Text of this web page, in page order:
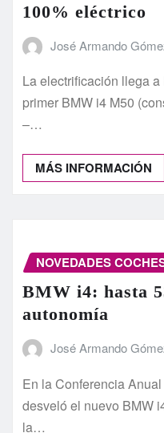
100% eléctrico
José Armando
La electrificación llega
primer BMW i4 M50
–…
MÁS INFORMACIÓN
NOVEDADES
BMW i4: hasta
autonomía
José Armando
En la Conferencia
desveló el nuevo BMW
la…